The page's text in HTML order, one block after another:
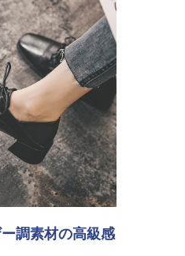
調素材の高級感